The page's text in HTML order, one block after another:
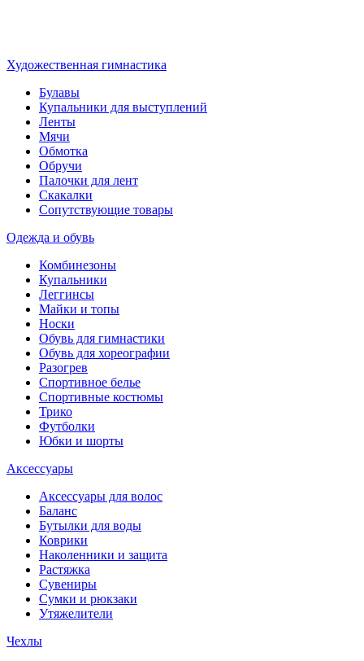
Художественная гимнастика
Булавы
Купальники для выступлений
Ленты
Мячи
Обмотка
Обручи
Палочки для лент
Скакалки
Сопутствующие товары
Одежда и обувь
Комбинезоны
Купальники
Леггинсы
Майки и топы
Носки
Обувь для гимнастики
Обувь для хореографии
Разогрев
Спортивное белье
Спортивные костюмы
Трико
Футболки
Юбки и шорты
Аксессуары
Аксессуары для волос
Баланс
Бутылки для воды
Коврики
Наколенники и защита
Растяжка
Сувениры
Сумки и рюкзаки
Утяжелители
Чехлы